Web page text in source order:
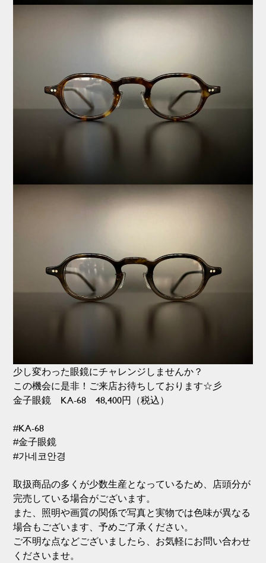
少し変わった眼鏡にチャレンジしませんか？
この機会に是非！ご来店お待ちしております☆彡
金子眼鏡 KA-68 48,400円（税込）
#KA-68
#金子眼鏡
#가네코안경
取扱商品の多くが少数生産となっているため、店頭分が
完売している場合がございます。
また、照明や画質の関係で写真と実物では色味が異なる
場合もございます、予めご了承ください。
ご不明な点などございましたら、お気軽にお問い合わせ
くださいませ。